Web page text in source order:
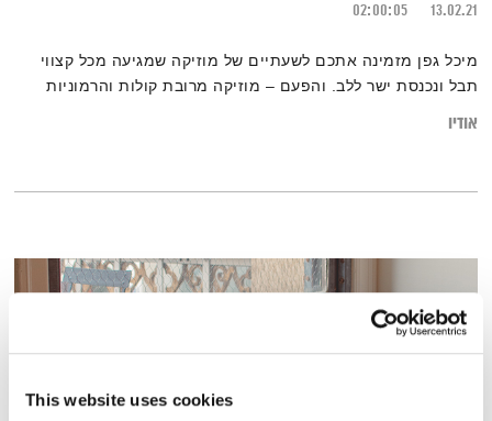
This website uses cookies
13.02.21
02:00:05
מיכל גפן מזמינה אתכם לשעתיים של מוזיקה שמגיעה מכל קצווי
תבל ונכנסת ישר ללב. והפעם – מוזיקה מרובת קולות והרמוניות
אודיו